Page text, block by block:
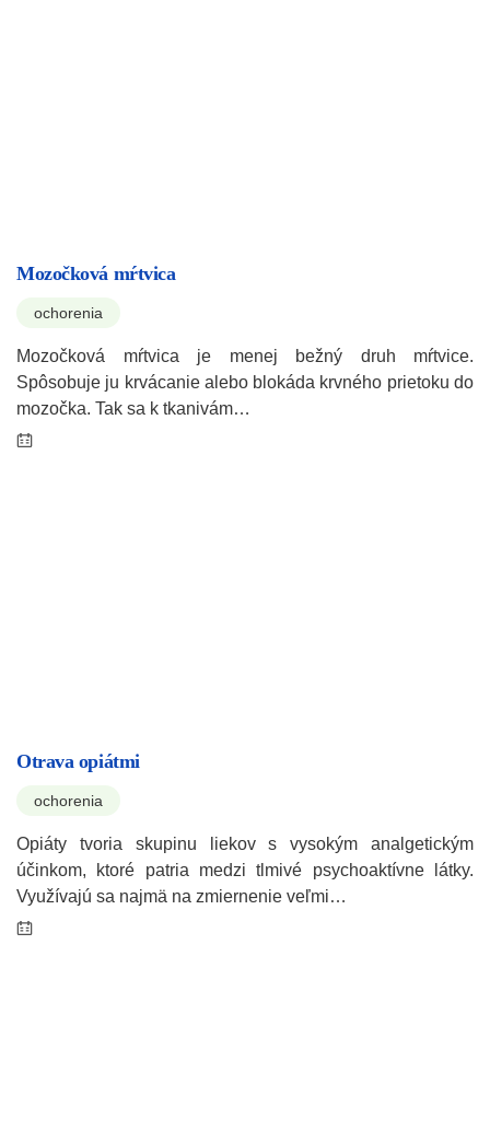
Mozočková mŕtvica
ochorenia
Mozočková mŕtvica je menej bežný druh mŕtvice.
Spôsobuje ju krvácanie alebo blokáda krvného prietoku do
mozočka. Tak sa k tkanivám…
Otrava opiátmi
ochorenia
Opiáty tvoria skupinu liekov s vysokým analgetickým
účinkom, ktoré patria medzi tlmivé psychoaktívne látky.
Využívajú sa najmä na zmiernenie veľmi…